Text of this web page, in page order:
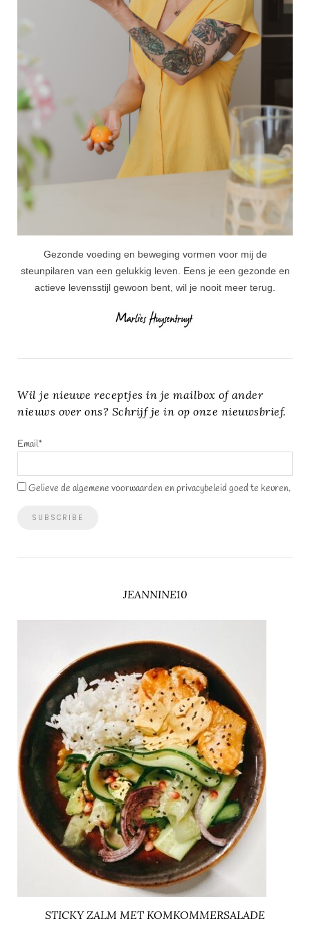
Gezonde voeding en beweging vormen voor mij de
steunpilaren van een gelukkig leven. Eens je een gezonde en
actieve levensstijl gewoon bent, wil je nooit meer terug.
Wil je nieuwe receptjes in je mailbox of ander
nieuws over ons? Schrijf je in op onze nieuwsbrief.
Email*
Gelieve de algemene voorwaarden en privacybeleid goed te keuren.
JEANNINE10
STICKY ZALM MET KOMKOMMERSALADE